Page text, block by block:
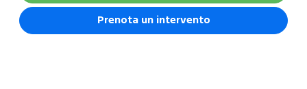
Prenota un intervento